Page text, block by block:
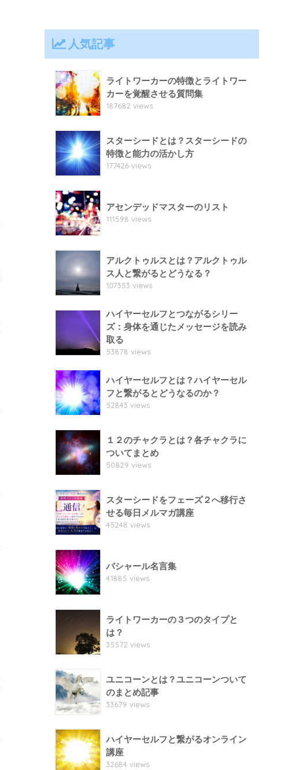
人気記事
ライトワーカーの特徴とライトワー
カーを覚醒させる質問集
187682 views
スターシードとは？スターシードの
特徴と能力の活かし方
177426 views
アセンデッドマスターのリスト
111598 views
アルクトゥルスとは？アルクトゥル
ス人と繋がるとどうなる？
107353 views
ハイヤーセルフとつながるシリー
ズ：身体を通じたメッセージを読み
取る
53878 views
ハイヤーセルフとは？ハイヤーセル
フと繋がるとどうなるのか？
52843 views
１２のチャクラとは？各チャクラに
ついてまとめ
50829 views
スターシードをフェーズ２へ移行さ
せる毎日メルマガ講座
45248 views
バシャール名言集
41885 views
ライトワーカーの３つのタイプと
は？
35572 views
ユニコーンとは？ユニコーンついて
のまとめ記事
33679 views
ハイヤーセルフと繋がるオンライン
講座
32684 views